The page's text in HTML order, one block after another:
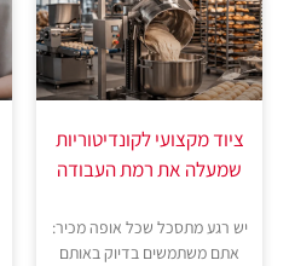
ציוד מקצועי לקונדיטוריות
שמעלה את רמת העבודה
יש רגע מתסכל שכל אופה מכיר:
אתם משתמשים בדיוק באותם